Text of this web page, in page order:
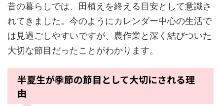
昔の暮らしでは、田植えを終える目安として意識さ
れてきました。今のようにカレンダー中心の生活で
は見過ごしやすいですが、農作業と深く結びついた
大切な節目だったことがわかります。
半夏生が季節の節目として大切にされる理
由